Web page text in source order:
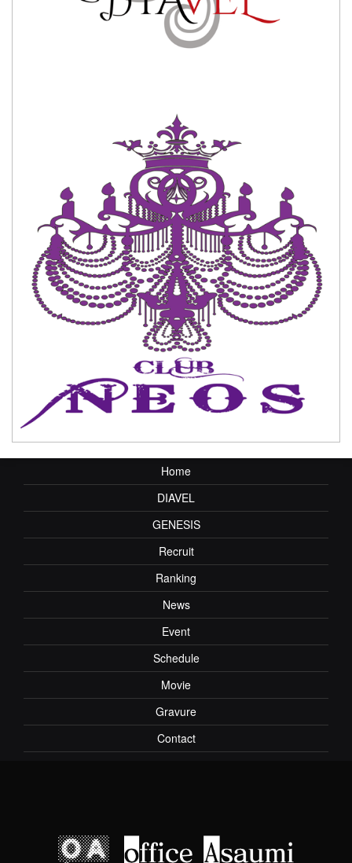
Home
DIAVEL
GENESIS
Recruit
Ranking
News
Event
Schedule
Movie
Gravure
Contact